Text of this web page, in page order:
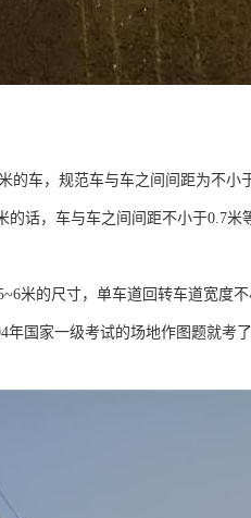
的车，规范车与车之间间距为不小
的话，车与车之间间距不小于0.7
米的尺寸，单车道回转车道宽度
年国家一级考试的场地作图题就考